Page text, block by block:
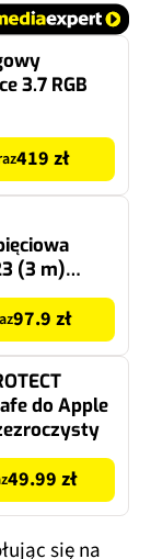
3.7 RGB
419 zł
(3 m)
97.9 zł
do Apple
49.99 zł
się na